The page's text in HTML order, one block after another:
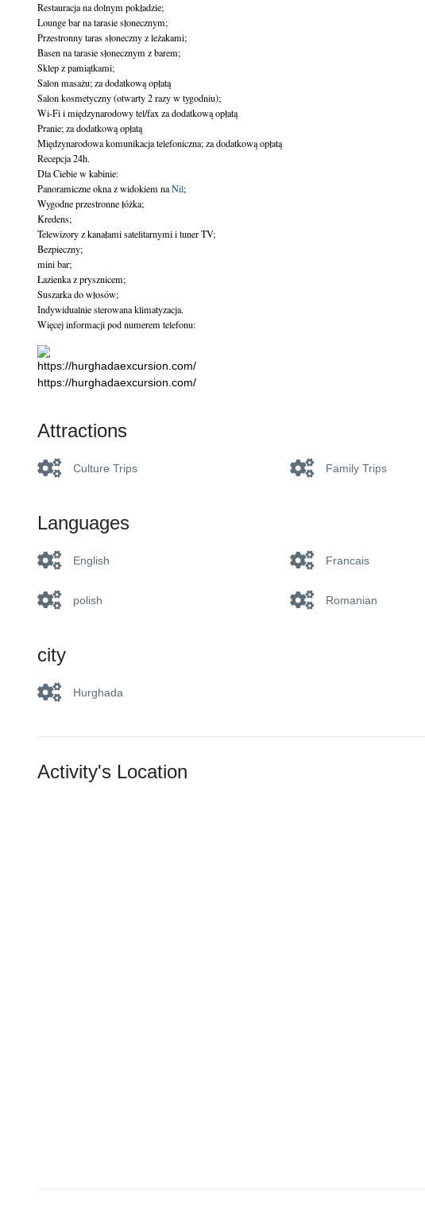
Restauracja na dolnym pokładzie;
Lounge bar na tarasie słonecznym;
Przestronny taras słoneczny z leżakami;
Basen na tarasie słonecznym z barem;
Sklep z pamiątkami;
Salon masażu; za dodatkową opłatą
Salon kosmetyczny (otwarty 2 razy w tygodniu);
Wi-Fi i międzynarodowy tel/fax za dodatkową opłatą
Pranie; za dodatkową opłatą
Międzynarodowa komunikacja telefoniczna; za dodatkową opłatą
Recepcja 24h.
Dla Ciebie w kabinie:
Panoramiczne okna z widokiem na Nil;
Wygodne przestronne łóżka;
Kredens;
Telewizory z kanałami satelitarnymi i tuner TV;
Bezpieczny;
mini bar;
Łazienka z prysznicem;
Suszarka do włosów;
Indywidualnie sterowana klimatyzacja.
Więcej informacji pod numerem telefonu:
https://hurghadaexcursion.com/
Attractions
Culture Trips Family Trips
Languages
English Francais
polish Romanian
city
Hurghada
Activity's Location